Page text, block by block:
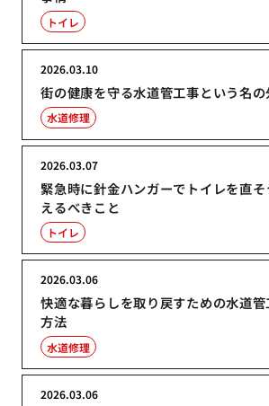
トイレ
街の健康を守る水道管工事という名
2026.03.10
水道修理
緊急時に針金ハンガーでトイレを直
えるべきこと
2026.03.07
トイレ
快適な暮らしを取り戻すための水道
方法
2026.03.06
水道修理
2026.03.06